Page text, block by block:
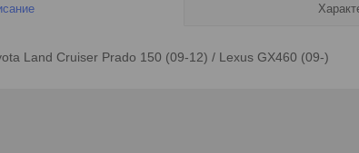
Land Cruiser Prado 150 (09-12) / Lexus GX460 (09-)